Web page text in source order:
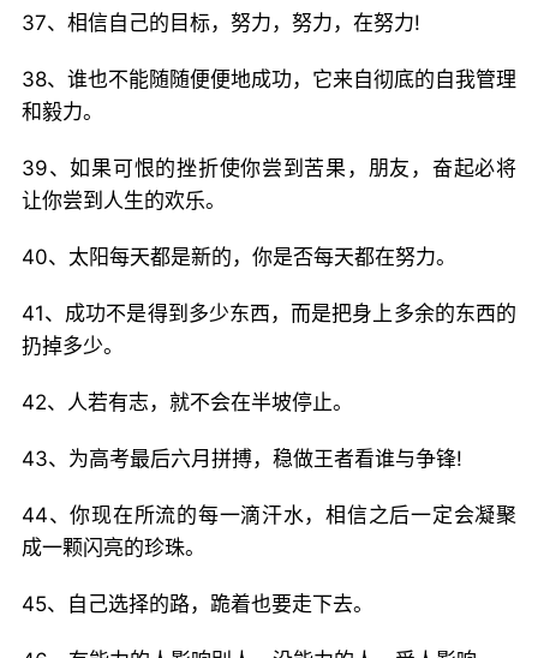
37、相信自己的目标，努力，努力，在努力!
38、谁也不能随随便便地成功，它来自彻底的自我管理
和毅力。
39、如果可恨的挫折使你尝到苦果，朋友，奋起必将
让你尝到人生的欢乐。
40、太阳每天都是新的，你是否每天都在努力。
41、成功不是得到多少东西，而是把身上多余的东西的
扔掉多少。
42、人若有志，就不会在半坡停止。
43、为高考最后六月拼搏，稳做王者看谁与争锋!
44、你现在所流的每一滴汗水，相信之后一定会凝聚
成一颗闪亮的珍珠。
45、自己选择的路，跪着也要走下去。